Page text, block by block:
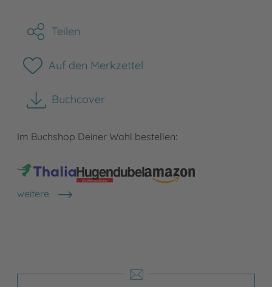
Teilen
Auf den Merkzettel
Buchcover
herunterladen
Im Buchshop Deiner Wahl bestellen:
weitere
Shops anzeigen